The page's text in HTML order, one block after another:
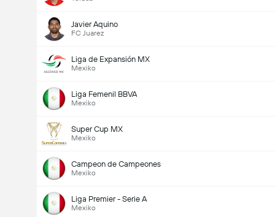
Javier Aquino
FC Juarez
Liga de Expansión MX
Mexiko
Liga Femenil BBVA
Mexiko
Super Cup MX
Mexiko
Campeon de Campeones
Mexiko
Liga Premier - Serie A
Mexiko